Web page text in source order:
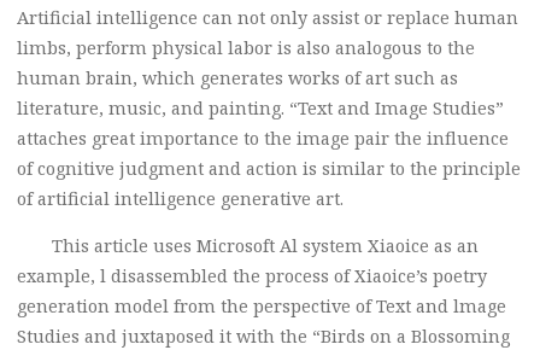
Artificial intelligence can not only assist or replace human
limbs, perform physical labor is also analogous to the
human brain, which generates works of art such as
literature, music, and painting. “Text and Image Studies”
attaches great importance to the image pair the influence
of cognitive judgment and action is similar to the principle
of artificial intelligence generative art.
This article uses Microsoft Al system Xiaoice as an
example, l disassembled the process of Xiaoice’s poetry
generation model from the perspective of Text and lmage
Studies and juxtaposed it with the “Birds on a Blossoming